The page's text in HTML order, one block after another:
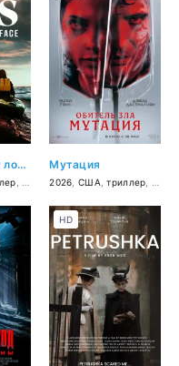
Что скрывает ложь
драма
Мутация
2026 США ,триллер
HD